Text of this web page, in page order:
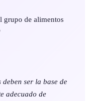
grupo de alimentos
ser la base de
adecuado de